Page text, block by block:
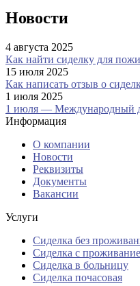
Новости
4 августа 2025
Как найти сиделку для
15 июля 2025
Как написать отзыв о
1 июля 2025
1 июля — Международный
Информация
О компании
Новости
Реквизиты
Документы
Вакансии
Услуги
Сиделка без
Сиделка с
Сиделка в больницу
Сиделка почасовая